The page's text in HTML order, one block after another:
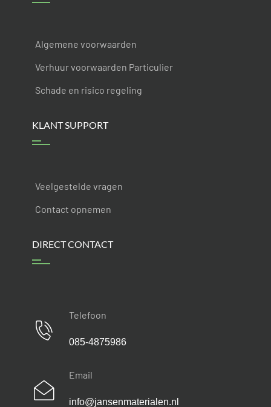
Algemene voorwaarden
Verhuur voorwaarden Particulier
Schade en risico regeling
KLANT SUPPORT
Veelgestelde vragen
Contact opnemen
DIRECT CONTACT
Telefoon
085-4875986
Email
info@jansenmaterialen.nl